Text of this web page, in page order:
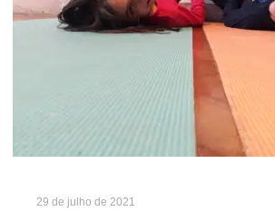
29 de julho de 2021